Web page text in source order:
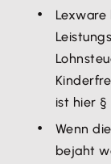
ist hier §
Wenn
bejaht